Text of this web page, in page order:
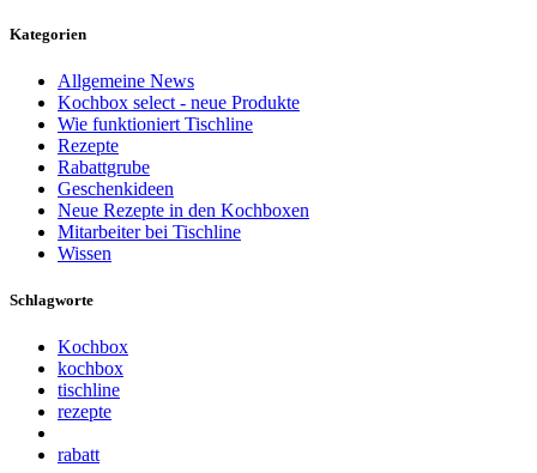
Kategorien
Allgemeine News
Kochbox select - neue Produkte
Wie funktioniert Tischline
Rezepte
Rabattgrube
Geschenkideen
Neue Rezepte in den Kochboxen
Mitarbeiter bei Tischline
Wissen
Schlagworte
Kochbox
kochbox
tischline
rezepte
rabatt